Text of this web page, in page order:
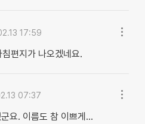
17:59
편지가 나오겠네요.
07:37
요. 이름도 참 이쁘게...